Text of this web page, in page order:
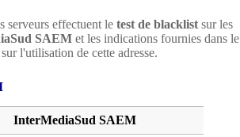
serveurs effectuent le test de blacklist sur les
SAEM et les indications fournies dans le
l'utilisation de cette adresse.
InterMediaSud SAEM